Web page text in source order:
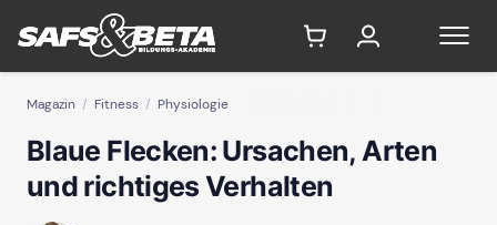
Magazin Fitness Physiologie
Blaue Flecken: Ursachen, Arten
und richtiges Verhalten